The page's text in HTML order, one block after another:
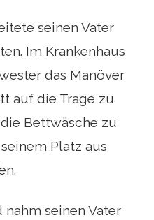
seinen Vater
Im Krankenhaus
das Manöver
auf die Trage zu
Bettwäsche zu
Platz aus
seinen Vater